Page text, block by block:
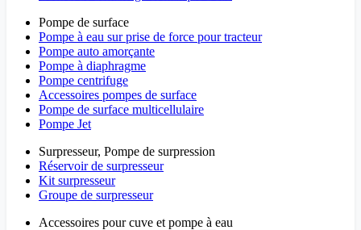
Pompe de surface
Pompe à eau sur prise de force pour tracteur
Pompe auto amorçante
Pompe à diaphragme
Pompe centrifuge
Accessoires pompes de surface
Pompe de surface multicellulaire
Pompe Jet
Surpresseur, Pompe de surpression
Réservoir de surpresseur
Kit surpresseur
Groupe de surpresseur
Accessoires pour cuve et pompe à eau